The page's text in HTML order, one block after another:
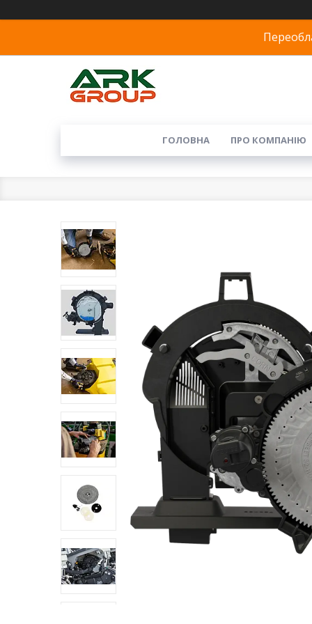
ГОЛОВНА ПРО КОМПАНІЮ